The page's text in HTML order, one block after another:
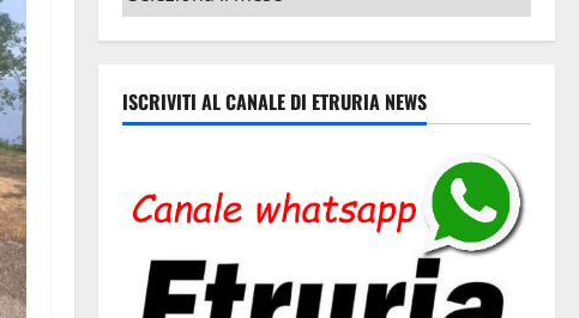
ISCRIVITI AL CANALE DI ETRURIA NEWS